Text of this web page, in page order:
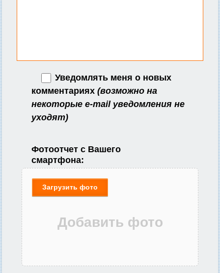
Уведомлять меня о новых
комментариях (возможно на
некоторые e-mail уведомления не
уходят)
Фотоотчет с Вашего
смартфона:
Загрузить фото